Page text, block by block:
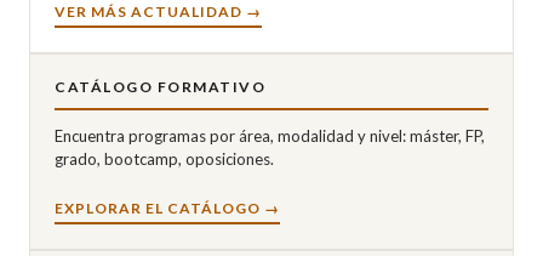
VER MÁS ACTUALIDAD →
CATÁLOGO FORMATIVO
Encuentra programas por área, modalidad y nivel: máster, FP,
grado, bootcamp, oposiciones.
EXPLORAR EL CATÁLOGO →